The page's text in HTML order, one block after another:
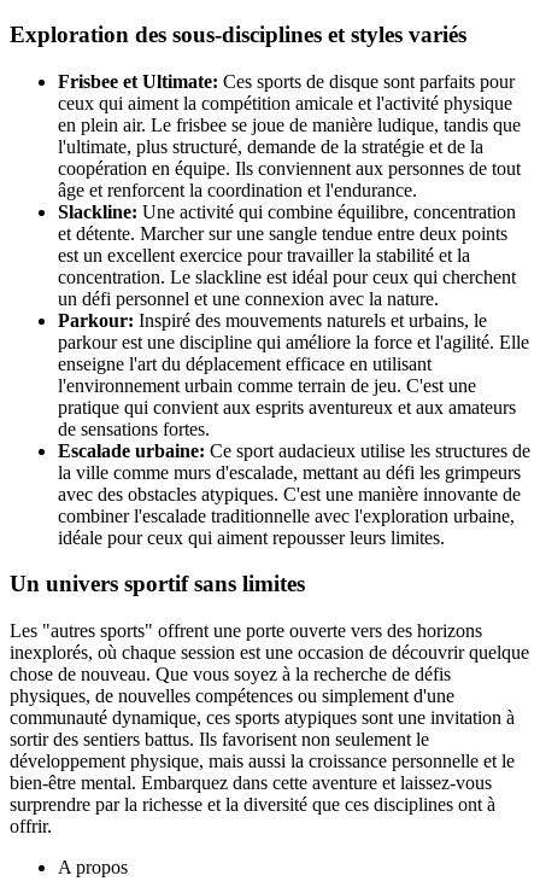
Exploration des sous-disciplines et styles variés
Frisbee et Ultimate: Ces sports de disque sont parfaits pour
ceux qui aiment la compétition amicale et l'activité physique
en plein air. Le frisbee se joue de manière ludique, tandis que
l'ultimate, plus structuré, demande de la stratégie et de la
coopération en équipe. Ils conviennent aux personnes de tout
âge et renforcent la coordination et l'endurance.
Slackline: Une activité qui combine équilibre, concentration
et détente. Marcher sur une sangle tendue entre deux points
est un excellent exercice pour travailler la stabilité et la
concentration. Le slackline est idéal pour ceux qui cherchent
un défi personnel et une connexion avec la nature.
Parkour: Inspiré des mouvements naturels et urbains, le
parkour est une discipline qui améliore la force et l'agilité. Elle
enseigne l'art du déplacement efficace en utilisant
l'environnement urbain comme terrain de jeu. C'est une
pratique qui convient aux esprits aventureux et aux amateurs
de sensations fortes.
Escalade urbaine: Ce sport audacieux utilise les structures de
la ville comme murs d'escalade, mettant au défi les grimpeurs
avec des obstacles atypiques. C'est une manière innovante de
combiner l'escalade traditionnelle avec l'exploration urbaine,
idéale pour ceux qui aiment repousser leurs limites.
Un univers sportif sans limites
Les "autres sports" offrent une porte ouverte vers des horizons
inexplorés, où chaque session est une occasion de découvrir quelque
chose de nouveau. Que vous soyez à la recherche de défis
physiques, de nouvelles compétences ou simplement d'une
communauté dynamique, ces sports atypiques sont une invitation à
sortir des sentiers battus. Ils favorisent non seulement le
développement physique, mais aussi la croissance personnelle et le
bien-être mental. Embarquez dans cette aventure et laissez-vous
surprendre par la richesse et la diversité que ces disciplines ont à
offrir.
A propos